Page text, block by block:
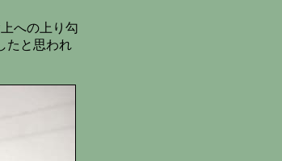
への上り勾
たと思われ